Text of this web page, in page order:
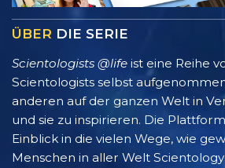
ÜBER DIE SERIE
Scientologists @life ist eine Reihe
Scientologists selbst
anderen auf der ganzen Welt in
und sie zu inspirieren. Die
Einblick in die vielen Wege, wie
Menschen in aller Welt